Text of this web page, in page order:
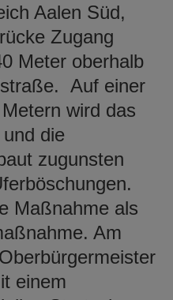
Aalen Süd,
Zugang
Meter oberhalb
Auf einer
wird das
die
zugunsten
Maßnahme als
Am
einem